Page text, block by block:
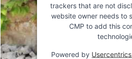
trackers that are not
website owner needs to
CMP to add this
Powered by